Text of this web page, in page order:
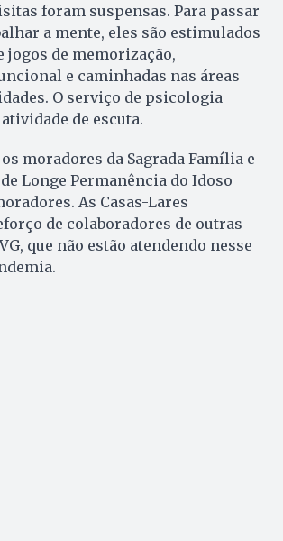
foram suspensas. Para passar
a mente, eles são estimulados
jogos de memorização,
e caminhadas nas áreas
O serviço de psicologia
de escuta.
moradores da Sagrada Família e
Longe Permanência do Idoso
As Casas-Lares
de colaboradores de outras
que não estão atendendo nesse